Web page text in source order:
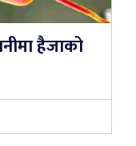
हैजाको